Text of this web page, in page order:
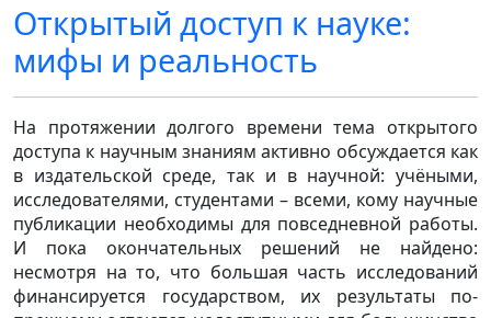
Открытый доступ к науке:
мифы и реальность
На протяжении долгого времени тема открытого
доступа к научным знаниям активно обсуждается как
в издательской среде, так и в научной: учёными,
исследователями, студентами – всеми, кому научные
публикации необходимы для повседневной работы.
И пока окончательных решений не найдено:
несмотря на то, что большая часть исследований
финансируется государством, их результаты по-